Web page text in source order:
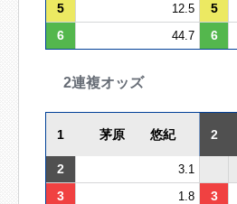
5
12.5 5
6
44.7 6
2連複オッズ
1 茅原 悠紀 2
2 3.1
3 1.8 3